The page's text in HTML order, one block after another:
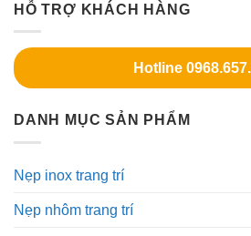
HỖ TRỢ KHÁCH HÀNG
Hotline
DANH MỤC SẢN PHẨM
Nẹp inox trang trí
Nẹp nhôm trang trí